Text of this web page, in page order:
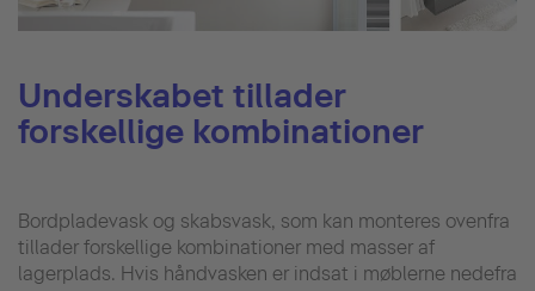
Underskabet tillader
forskellige kombinationer
Bordpladevask og skabsvask, som kan monteres ovenfra
tillader forskellige kombinationer med masser af
lagerplads. Hvis håndvasken er indsat i møblerne nedefra